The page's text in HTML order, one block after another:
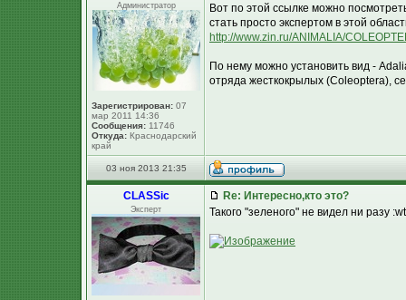
Администратор
Зарегистрирован: 07
мар 2011 14:36
Сообщения: 11746
Откуда: Краснодарский
край
Вот по этой ссылке можно
стать просто экспертом в этой
http://www.zin.ru/ANIMALIA/
По нему можно установить вид -
отряда жесткокрылых (Coleoptera),
03 ноя 2013 21:35
CLASSic
Эксперт
Re: Интересно,кто это?
Такого "зеленого" не видел ни разу